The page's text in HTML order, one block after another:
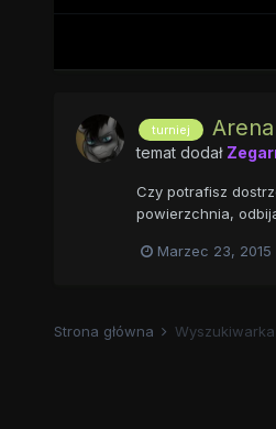
turniej
temat dodał
Czy potrafisz
powierzchnia,
Marzec 23, 2015
Strona główna Wyszukiwarka